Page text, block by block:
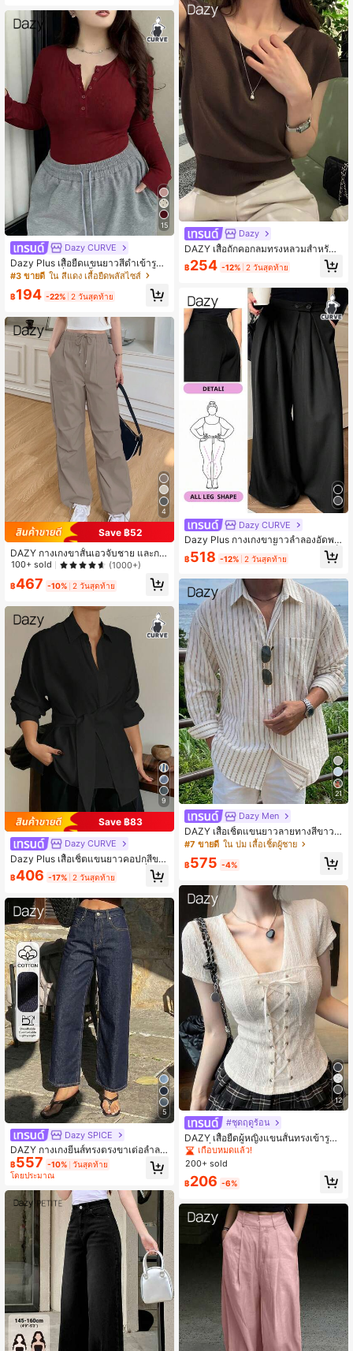
15
Dazy CURVE
Dazy Plus เสื้อยืดแขนยาวสีดำเข้ารูปยื
ดหยุ่นมีซิปครึ่งตัวสีพื้นอเนกประสงค์, ฤ
#3 ขายดี ใน สีแดง เสื้อยืดพลัสไซส์
฿194 -22% 2 วันสุดท้าย
4
Save ฿52
DAZY กางเกงขาสั้นเอวจับชาย และกร
ะเป๋าเอียง
100+ sold (1000+)
฿467 -10% 2 วันสุดท้าย
9
Save ฿83
Dazy CURVE
Dazy Plus เสื้อเชิ้ตแขนยาวคอปกสีขา
วสำหรับผู้หญิงไซส์ใหญ่, กระดุมครึ่งตัว
ชายเสื้อมีเชือกรูด, ฤดูใบไม้ผลิ ฤดูใบไม้
฿406 -17% 2 วันสุดท้าย
5
Dazy SPICE
DAZY กางเกงยีนส์ทรงตรงขาเต่อลำลอ
งสำหรับผู้หญิง Y2k
฿557 -10% วันสุดท้าย
โดยประมาณ
Dazy
DAZY เสื้อถักคอกลมทรงหลวมสำหรับผู้
หญิง ฤดูร้อน
฿254 -12% 2 วันสุดท้าย
Dazy CURVE
Dazy Plus กางเกงขายาวลำลองอัดพลี
ท ขากว้าง ทรงใหญ่ สีพื้น กระดุมสองเม็
ด ใส่ได้ทุกฤดู
฿518 -12% 2 วันสุดท้าย
21
Dazy Men
DAZY เสื้อเชิ้ตแขนยาวลายทางสีขาว
สำหรับผู้ชายฤดูใบไม้ผลิ
#7 ขายดี ใน ปม เสื้อเชิ้ตผู้ชาย
฿575 -4%
12
#ชุดฤดูร้อน
DAZY เสื้อยืดผู้หญิงแขนสั้นทรงเข้ารูป
คอเหลี่ยม แต่งโบว์ ดีไซน์ผูกด้านหน้าแ
บบแพตช์เวิร์ก สีขาว สไตล์หรูหรา สำห
น์ งานแต่งงาน แฟชั่นปาร์ตี้ และเทศกา
เกือบหมดแล้ว!
200+ sold
฿206 -6%